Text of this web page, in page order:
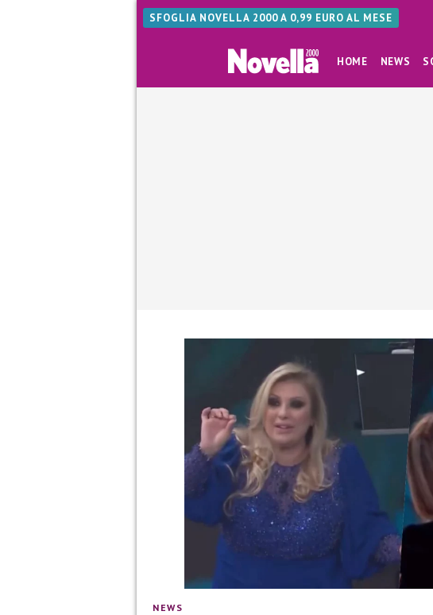
SFOGLIA NOVELLA 2000 A 0,99 EURO AL MESE
HOME NEWS
NEWS